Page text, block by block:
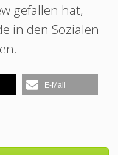
gefallen hat,
in den Sozialen
E-Mail